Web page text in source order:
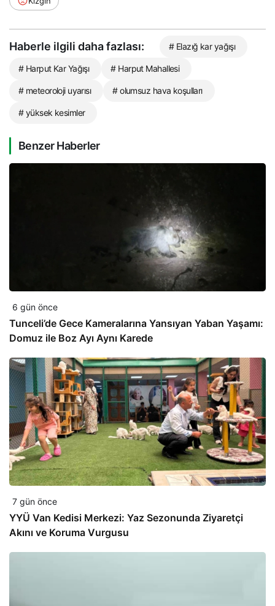
Haberle ilgili daha fazlası: # Elazığ kar yağışı
# Harput Kar Yağışı # Harput Mahallesi
# meteoroloji uyarısı # olumsuz hava koşulları
# yüksek kesimler
Benzer Haberler
6 gün önce
Tunceli’de Gece Kameralarına Yansıyan Yaban Yaşamı:
Domuz ile Boz Ayı Aynı Karede
7 gün önce
YYÜ Van Kedisi Merkezi: Yaz Sezonunda Ziyaretçi
Akını ve Koruma Vurgusu